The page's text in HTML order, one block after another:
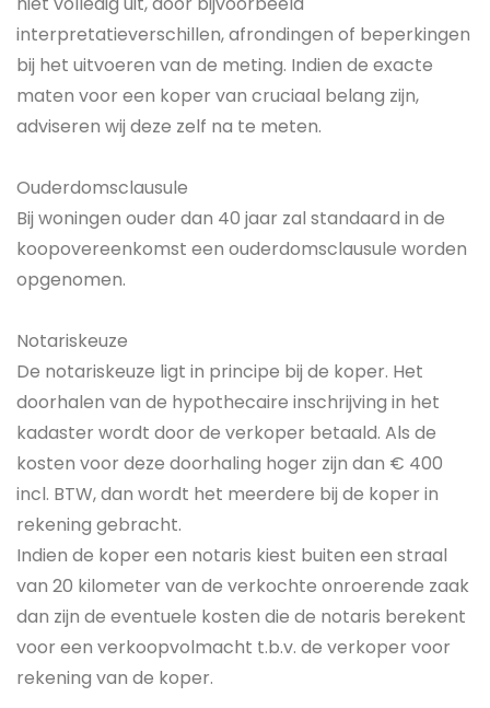
interpretatieverschillen, afrondingen of beperkingen
bij het uitvoeren van de meting. Indien de exacte
maten voor een koper van cruciaal belang zijn,
adviseren wij deze zelf na te meten.
Ouderdomsclausule
Bij woningen ouder dan 40 jaar zal standaard in de
koopovereenkomst een ouderdomsclausule worden
opgenomen.
Notariskeuze
De notariskeuze ligt in principe bij de koper. Het
doorhalen van de hypothecaire inschrijving in het
kadaster wordt door de verkoper betaald. Als de
kosten voor deze doorhaling hoger zijn dan € 400
incl. BTW, dan wordt het meerdere bij de koper in
rekening gebracht.
Indien de koper een notaris kiest buiten een straal
van 20 kilometer van de verkochte onroerende zaak
dan zijn de eventuele kosten die de notaris berekent
voor een verkoopvolmacht t.b.v. de verkoper voor
rekening van de koper.